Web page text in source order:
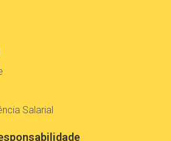
Salarial